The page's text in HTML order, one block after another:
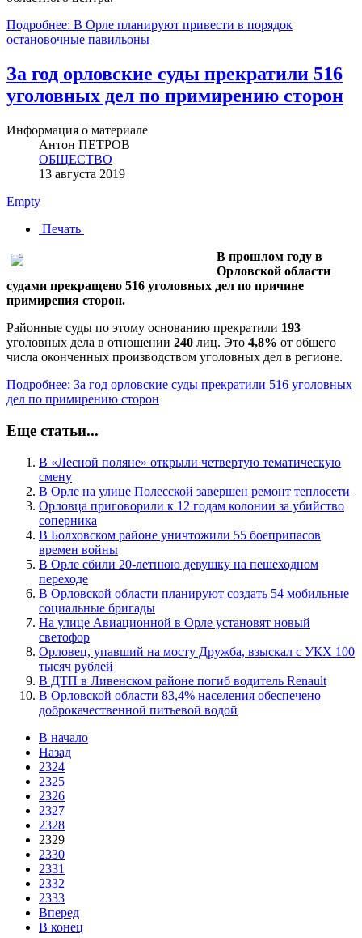
Подробнее: В Орле планируют привести в порядок
остановочные павильоны
За год орловские суды прекратили 516
уголовных дел по примирению сторон
Информация о материале
Антон ПЕТРОВ
ОБЩЕСТВО
13 августа 2019
Empty
Печать
В прошлом году в
Орловской области
судами прекращено 516 уголовных дел по причине
примирения сторон.
Районные суды по этому основанию прекратили 193
уголовных дела в отношении 240 лиц. Это 4,8% от общего
числа оконченных производством уголовных дел в регионе.
Подробнее: За год орловские суды прекратили 516 уголовных
дел по примирению сторон
Еще статьи...
В «Лесной поляне» открыли четвертую тематическую
смену
В Орле на улице Полесской завершен ремонт теплосети
Орловца приговорили к 12 годам колонии за убийство
соперника
В Болховском районе уничтожили 55 боеприпасов
времен войны
В Орле сбили 20-летнюю девушку на пешеходном
переходе
В Орловской области планируют создать 54 мобильные
социальные бригады
На улице Авиационной в Орле установят новый
светофор
Орловец, упавший на мосту Дружба, взыскал с УКХ 100
тысяч рублей
В ДТП в Ливенском районе погиб водитель Renault
В Орловской области 83,4% населения обеспечено
доброкачественной питьевой водой
В начало
Назад
2324
2325
2326
2327
2328
2329
2330
2331
2332
2333
Вперед
В конец